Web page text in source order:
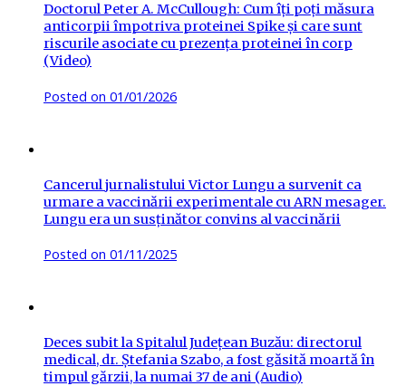
Doctorul Peter A. McCullough: Cum îți poți măsura
anticorpii împotriva proteinei Spike și care sunt
riscurile asociate cu prezența proteinei în corp
(Video)
Posted on 01/01/2026
Cancerul jurnalistului Victor Lungu a survenit ca
urmare a vaccinării experimentale cu ARN mesager.
Lungu era un susținător convins al vaccinării
Posted on 01/11/2025
Deces subit la Spitalul Județean Buzău: directorul
medical, dr. Ștefania Szabo, a fost găsită moartă în
timpul gărzii, la numai 37 de ani (Audio)